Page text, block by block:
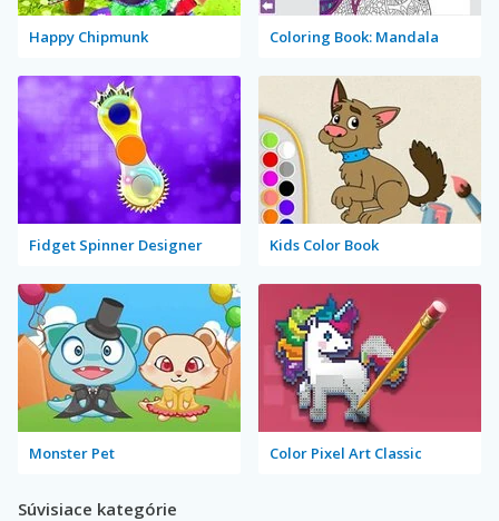
Happy Chipmunk Coloring Book: Mandala
Fidget Spinner Designer Kids Color Book
Monster Pet Color Pixel Art Classic
Súvisiace kategórie